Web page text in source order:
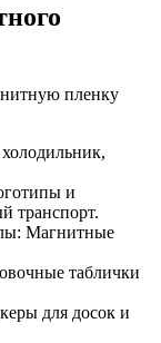
пленку
и
транспорт.
Магнитные
таблички
для досок и